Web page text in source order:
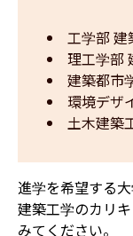
工学部 建
理工学部
建築都市
環境デザ
土木建築
進学を希望する
建築工学のカリ
みてください。